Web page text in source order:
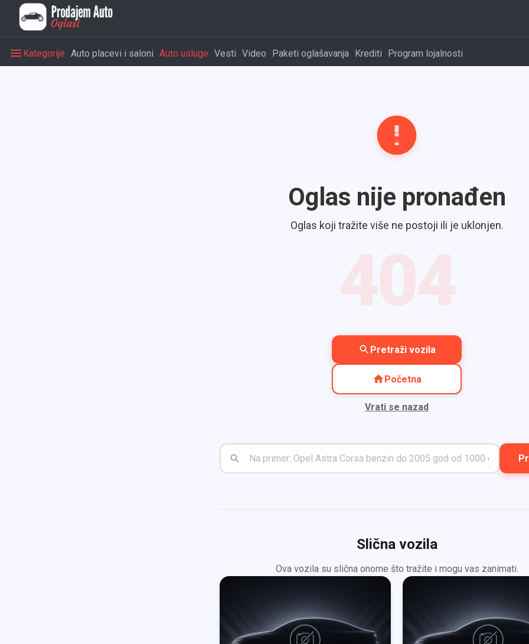
Kategorije Auto placevi i saloni Auto usluge Vesti Video Paketi oglašavanja Krediti Program lojalnosti
Oglas nije pronađen
Oglas koji tražite više ne postoji ili je uklonjen.
Pretraži vozila
Početna
Vrati se nazad
Slična vozila
Ova vozila su slična onome što tražite i mogu vas zanimati.